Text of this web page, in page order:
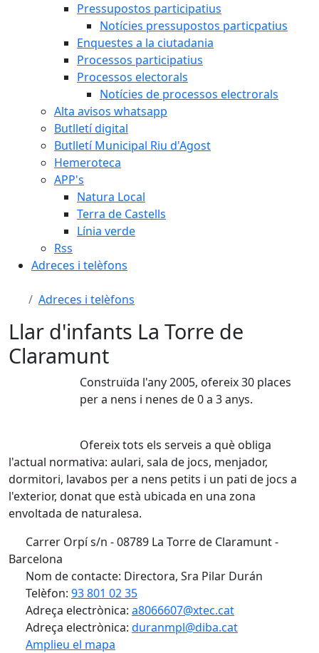
Pressupostos participatius
Notícies pressupostos particpatius
Enquestes a la ciutadania
Processos participatius
Processos electorals
Notícies de processos electrorals
Alta avisos whatsapp
Butlletí digital
Butlletí Municipal Riu d'Agost
Hemeroteca
APP's
Natura Local
Terra de Castells
Línia verde
Rss
Adreces i telèfons
Adreces i telèfons
Llar d'infants La Torre de
Claramunt
Construïda l'any 2005, ofereix 30 places
per a nens i nenes de 0 a 3 anys.
Ofereix tots els serveis a què obliga
l'actual normativa: aulari, sala de jocs, menjador,
dormitori, lavabos per a nens petits i un pati de jocs a
l'exterior, donat que està ubicada en una zona
envoltada de naturalesa.
Carrer Orpí s/n - 08789 La Torre de Claramunt -
Barcelona
Nom de contacte: Directora, Sra Pilar Durán
Telèfon: 93 801 02 35
Adreça electrònica: a8066607@xtec.cat
Adreça electrònica: duranmpl@diba.cat
Amplieu el mapa